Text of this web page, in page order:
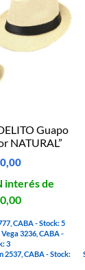
Guapo
NATURAL”
interés de
CABA - Stock: 5
3236, CABA -
3
2537, CABA - Stock: